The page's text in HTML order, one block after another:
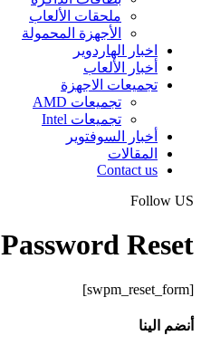
ملحقات الألعاب
الأجهزة المحمولة
اخبار الهاردوير
أخبار الألعاب
تجميعات الاجهزة
تجميعات AMD
تجميعات Intel
أخبار السوفتوير
المقالات
Contact us
Follow US
Password Reset
[swpm_reset_form]
أنضم الينا